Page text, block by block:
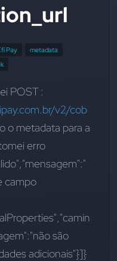
Pay
metadata
v2/cob
o metadata para a
erro
campo
são
adicionais"}]}